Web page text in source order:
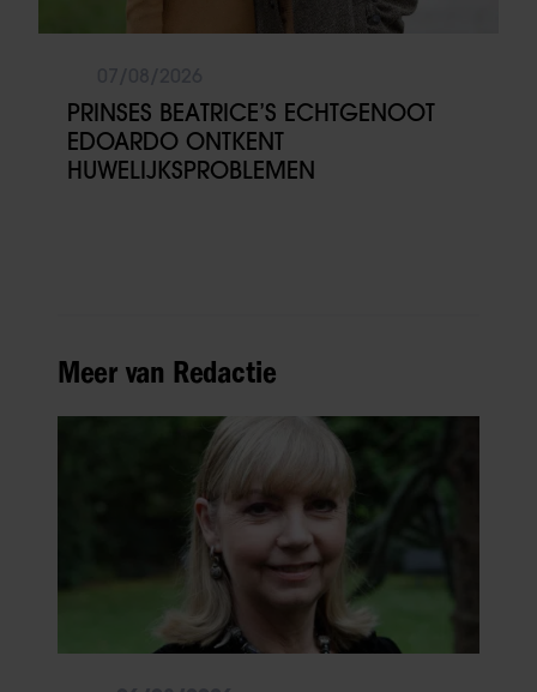
PRINSES BEATRICE’S ECHTGENOOT
EDOARDO ONTKENT
HUWELIJKSPROBLEMEN
Meer van Redactie